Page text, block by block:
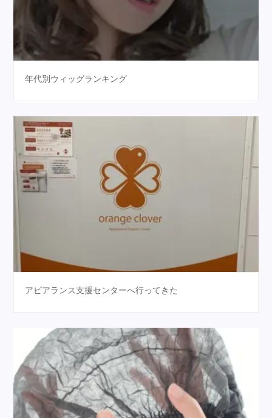
年代別ウィッグランキング
アピアランス支援センターへ行ってきた